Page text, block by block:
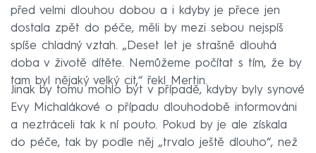
před velmi dlouhou dobou a i kdyby je přece jen
dostala zpět do péče, měli by mezi sebou nejspíš
spíše chladný vztah. „Deset let je strašně dlouhá
doba v životě dítěte. Nemůžeme počítat s tím, že by
tam byl nějaký velký cit,“ řekl Mertin.
Jinak by tomu mohlo být v případě, kdyby byly synové
Evy Michalákové o případu dlouhodobě informováni
a neztráceli tak k ní pouto. Pokud by je ale získala
do péče, tak by podle něj „trvalo ještě dlouho“, než